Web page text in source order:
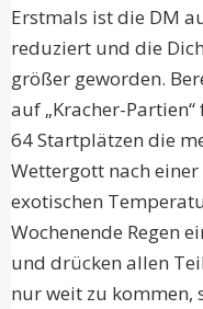
Erstmals ist die DM
reduziert und die
größer geworden.
auf „Kracher-
64 Startplätzen die
Wettergott nach einer
exotischen
Wochenende Regen
und drücken allen
nur weit zu kommen,